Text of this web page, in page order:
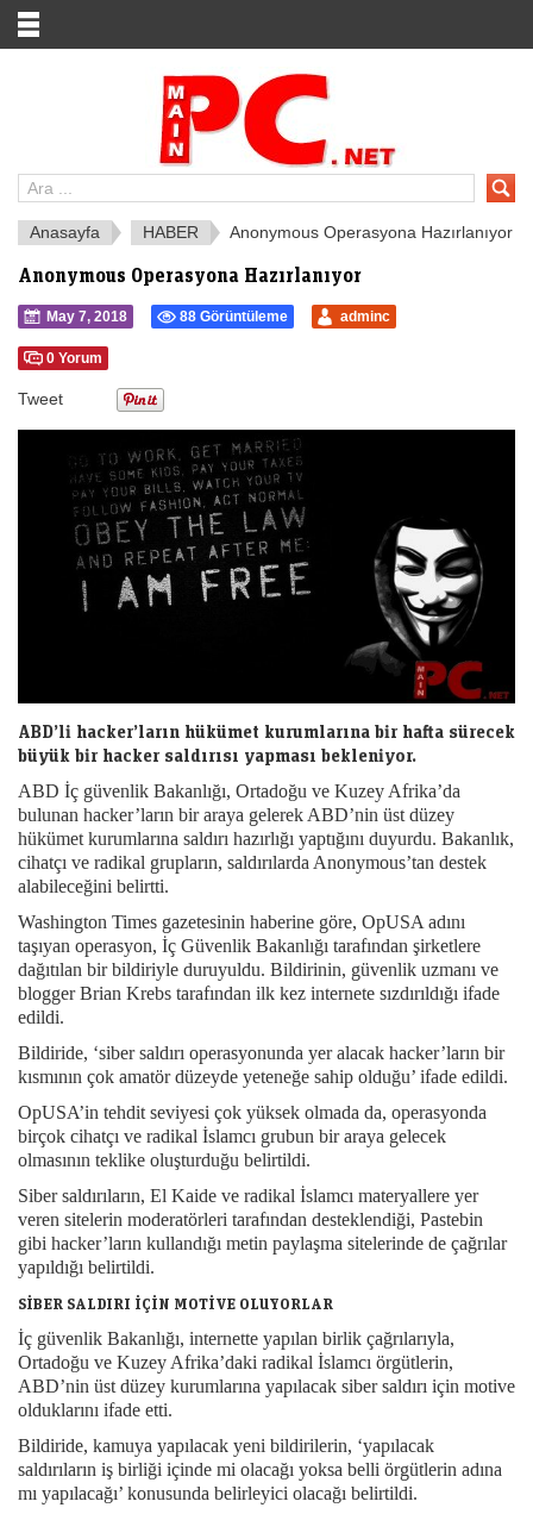
Anasayfa HABER Anonymous Operasyona Hazırlanıyor
Anonymous Operasyona Hazırlanıyor
May 7, 2018 88 Görüntüleme adminc
0 Yorum
Tweet
ABD’li hacker’ların hükümet kurumlarına bir hafta sürecek
büyük bir hacker saldırısı yapması bekleniyor.
ABD İç güvenlik Bakanlığı, Ortadoğu ve Kuzey Afrika’da
bulunan hacker’ların bir araya gelerek ABD’nin üst düzey
hükümet kurumlarına saldırı hazırlığı yaptığını duyurdu. Bakanlık,
cihatçı ve radikal grupların, saldırılarda Anonymous’tan destek
alabileceğini belirtti.
Washington Times gazetesinin haberine göre, OpUSA adını
taşıyan operasyon, İç Güvenlik Bakanlığı tarafından şirketlere
dağıtılan bir bildiriyle duruyuldu. Bildirinin, güvenlik uzmanı ve
blogger Brian Krebs tarafından ilk kez internete sızdırıldığı ifade
edildi.
Bildiride, ‘siber saldırı operasyonunda yer alacak hacker’ların bir
kısmının çok amatör düzeyde yeteneğe sahip olduğu’ ifade edildi.
OpUSA’in tehdit seviyesi çok yüksek olmada da, operasyonda
birçok cihatçı ve radikal İslamcı grubun bir araya gelecek
olmasının teklike oluşturduğu belirtildi.
Siber saldırıların, El Kaide ve radikal İslamcı materyallere yer
veren sitelerin moderatörleri tarafından desteklendiği, Pastebin
gibi hacker’ların kullandığı metin paylaşma sitelerinde de çağrılar
yapıldığı belirtildi.
SİBER SALDIRI İÇİN MOTİVE OLUYORLAR
İç güvenlik Bakanlığı, internette yapılan birlik çağrılarıyla,
Ortadoğu ve Kuzey Afrika’daki radikal İslamcı örgütlerin,
ABD’nin üst düzey kurumlarına yapılacak siber saldırı için motive
olduklarını ifade etti.
Bildiride, kamuya yapılacak yeni bildirilerin, ‘yapılacak
saldırıların iş birliği içinde mi olacağı yoksa belli örgütlerin adına
mı yapılacağı’ konusunda belirleyici olacağı belirtildi.